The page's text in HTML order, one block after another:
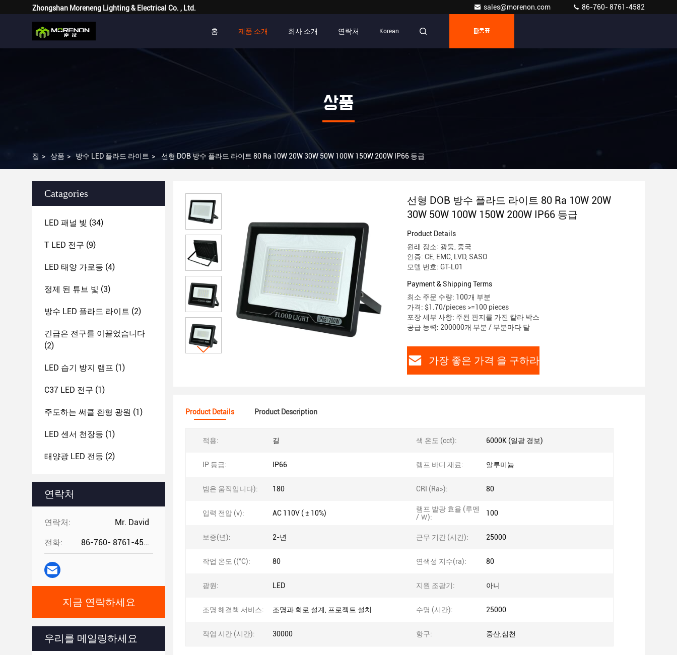
Zhongshan Moreneng Lighting & Electrical Co. , Ltd. sales@morenon.com 86-760- 8761-4582
홈 제품 소개 회사 소개 연락처 Korean 따옴표
상품
집 > 상품 > 방수 LED 플라드 라이트 > 선형 DOB 방수 플라드 라이트 80 Ra 10W 20W 30W 50W 100W 150W 200W IP66 등급
Catagories
LED 패널 빛 (34)
T LED 전구 (9)
LED 태양 가로등 (4)
정제 된 튜브 빛 (3)
방수 LED 플라드 라이트 (2)
긴급은 전구를 이끌었습니다
(2)
LED 습기 방지 램프 (1)
C37 LED 전구 (1)
주도하는 써클 환형 광원 (1)
LED 센서 천장등 (1)
태양광 LED 전등 (2)
연락처
연락처: Mr. David
전화: 86-760- 8761-4582
지금 연락하세요
우리를 메일링하세요
선형 DOB 방수 플라드 라이트 80 Ra 10W 20W
30W 50W 100W 150W 200W IP66 등급
Product Details
원래 장소: 광둥, 중국
인증: CE, EMC, LVD, SASO
모델 번호: GT-L01
Payment & Shipping Terms
최소 주문 수량: 100개 부분
가격: $1.70/pieces >=100 pieces
포장 세부 사항: 주된 판지를 가진 칼라 박스
공급 능력: 200000개 부분 / 부분마다 달
가장 좋은 가격 을 구하라
Product Details Product Description
적용: 길 색 온도 (cct): 6000K (일광 경보)
IP 등급: IP66 램프 바디 재료: 알루미늄
빔은 움직입니다): 180 CRI (Ra>): 80
입력 전압 (v): AC 110V ( ± 10%)
램프 발광 효율 (루멘
/ Ｗ):
100
보증(년): 2-년 근무 기간 (시간): 25000
작업 온도 ((°C): 80 연색성 지수(ra): 80
광원: LED 지원 조광기: 아니
조명 해결책 서비스: 조명과 회로 설계, 프로젝트 설치 수명 (시간): 25000
작업 시간 (시간): 30000 항구: 중산,심천